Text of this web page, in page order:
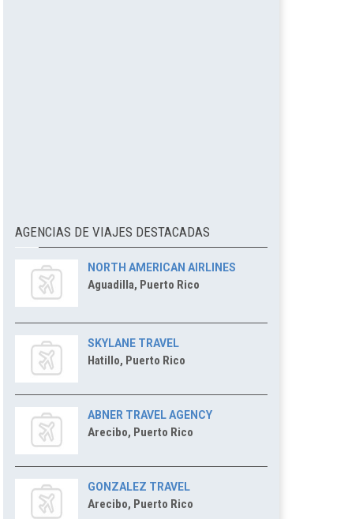
AGENCIAS DE VIAJES DESTACADAS
NORTH AMERICAN AIRLINES
Aguadilla, Puerto Rico
SKYLANE TRAVEL
Hatillo, Puerto Rico
ABNER TRAVEL AGENCY
Arecibo, Puerto Rico
GONZALEZ TRAVEL
Arecibo, Puerto Rico